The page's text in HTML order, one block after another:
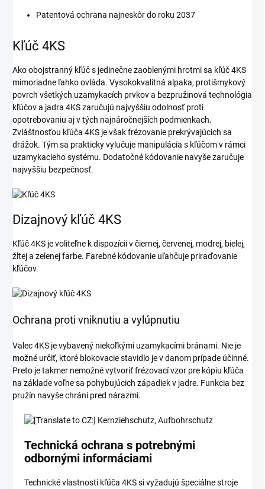
Patentová ochrana najneskôr do roku 2037
Kľúč 4KS
Ako obojstranný kľúč s jedinečne zaoblenými hrotmi sa kľúč 4KS
mimoriadne ľahko ovláda. Vysokokvalitná alpaka, protišmykový
povrch všetkých uzamykacích prvkov a bezpružinová technológia
kľúčov a jadra 4KS zaručujú najvyššiu odolnosť proti
opotrebovaniu aj v tých najnáročnejších podmienkach.
Zvláštnosťou kľúča 4KS je však frézovanie prekrývajúcich sa
drážok. Tým sa prakticky vylučuje manipulácia s kľúčom v rámci
uzamykacieho systému. Dodatočné kódovanie navyše zaručuje
najvyššiu bezpečnosť.
Dizajnový kľúč 4KS
Kľúč 4KS je voliteľne k dispozícii v čiernej, červenej, modrej, bielej,
žltej a zelenej farbe. Farebné kódovanie uľahčuje priraďovanie
kľúčov.
Ochrana proti vniknutiu a vylúpnutiu
Valec 4KS je vybavený niekoľkými uzamykacími bránami. Nie je
možné určiť, ktoré blokovacie stavidlo je v danom prípade účinné.
Preto je takmer nemožné vytvoriť frézovací vzor pre kópiu kľúča
na základe voľne sa pohybujúcich západiek v jadre. Funkcia bez
pružín navyše chráni pred nárazmi.
Technická ochrana s potrebnými
odbornými informáciami
Technické vlastnosti kľúča 4KS si vyžadujú špeciálne stroje